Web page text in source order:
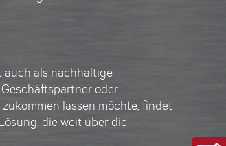
auch als nachhaltige
oder
lassen möchte, findet
die weit über die